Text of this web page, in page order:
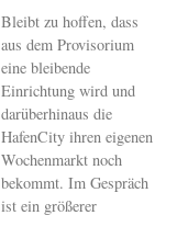
Bleibt zu hoffen, dass
aus dem Provisorium
eine bleibende
Einrichtung wird und
darüberhinaus die
HafenCity ihren eigenen
Wochenmarkt noch
bekommt. Im Gespräch
ist ein größerer